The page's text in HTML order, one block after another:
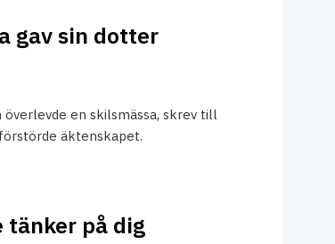
gav sin dotter
en skilsmässa, skrev till
äktenskapet.
på dig